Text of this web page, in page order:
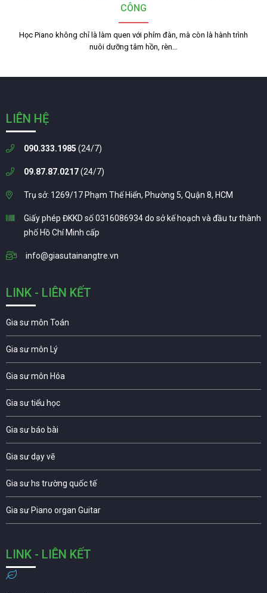
CÔNG
Học Piano không chỉ là làm quen với phím đàn, mà còn là hành trình
nuôi dưỡng tâm hồn, rèn…
LIÊN HỆ
090.333.1985 (24/7)
09.87.87.0217(24/7)
Trụ sở: 1269/17 Phạm Thế Hiển, Phường 5, Quận 8, HCM
Giấy phép ĐKKD số 0316086934 do sở kế hoạch và đầu tư thành
phố Hồ Chí Minh cấp
info@giasutainangtre.vn
LINK - LIÊN KẾT
Gia sư môn Toán
Gia sư môn Lý
Gia sư môn Hóa
Gia sư tiểu học
Gia sư báo bài
Gia sư dạy vẽ
Gia sư hs trường quốc tế
Gia sư Piano organ Guitar
LINK - LIÊN KẾT